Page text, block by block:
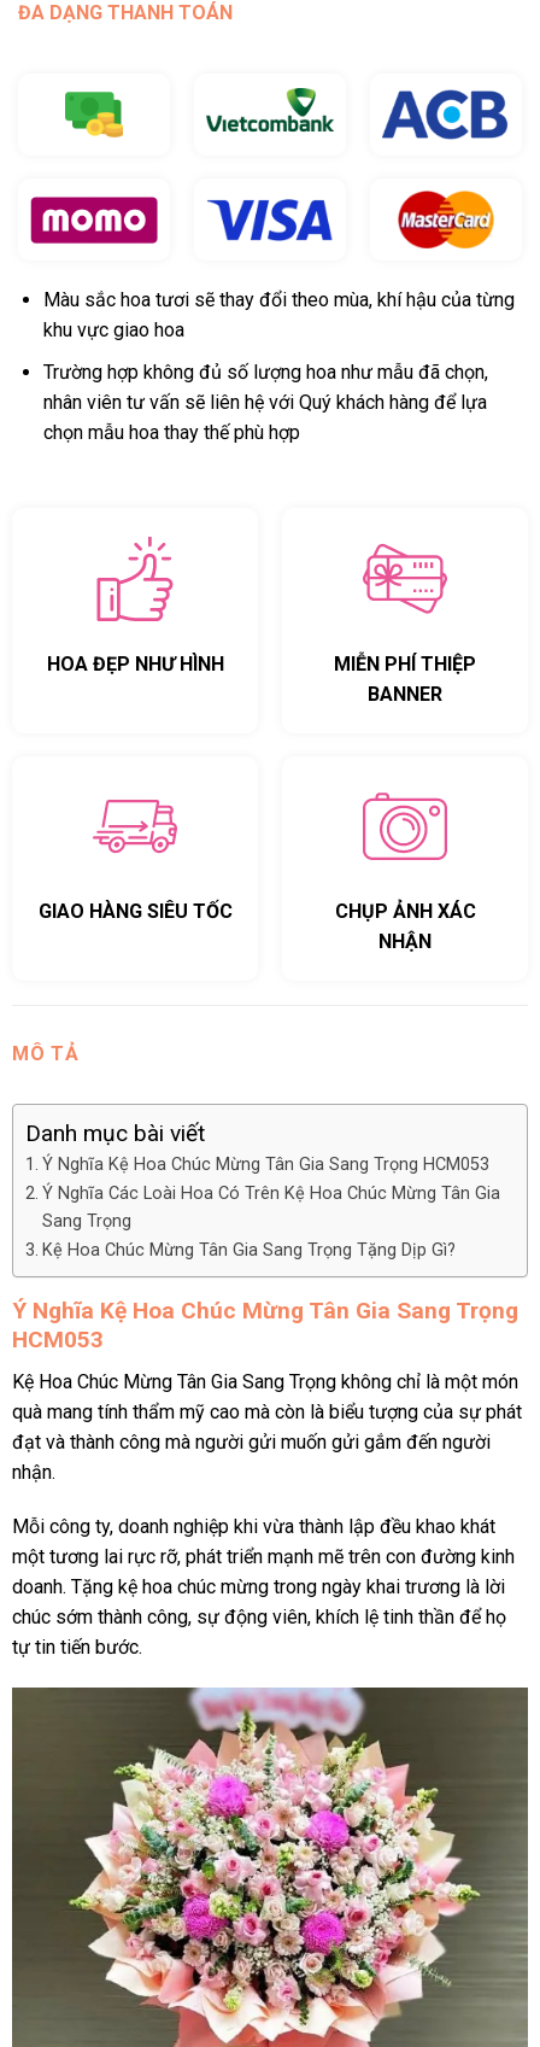
ĐA DẠNG THANH TOÁN
Màu sắc hoa tươi sẽ thay đổi theo mùa, khí hậu của từng
khu vực giao hoa
Trường hợp không đủ số lượng hoa như mẫu đã chọn,
nhân viên tư vấn sẽ liên hệ với Quý khách hàng để lựa
chọn mẫu hoa thay thế phù hợp
HOA ĐẸP NHƯ HÌNH
MIỄN PHÍ THIỆP
BANNER
GIAO HÀNG SIÊU TỐC
CHỤP ẢNH XÁC
NHẬN
MÔ TẢ
Danh mục bài viết
Ý Nghĩa Kệ Hoa Chúc Mừng Tân Gia Sang Trọng HCM053
Ý Nghĩa Các Loài Hoa Có Trên Kệ Hoa Chúc Mừng Tân Gia
Sang Trọng
Kệ Hoa Chúc Mừng Tân Gia Sang Trọng Tặng Dịp Gì?
Ý Nghĩa Kệ Hoa Chúc Mừng Tân Gia Sang Trọng
HCM053
Kệ Hoa Chúc Mừng Tân Gia Sang Trọng không chỉ là một món
quà mang tính thẩm mỹ cao mà còn là biểu tượng của sự phát
đạt và thành công mà người gửi muốn gửi gắm đến người
nhận.
Mỗi công ty, doanh nghiệp khi vừa thành lập đều khao khát
một tương lai rực rỡ, phát triển mạnh mẽ trên con đường kinh
doanh. Tặng kệ hoa chúc mừng trong ngày khai trương là lời
chúc sớm thành công, sự động viên, khích lệ tinh thần để họ
tự tin tiến bước.